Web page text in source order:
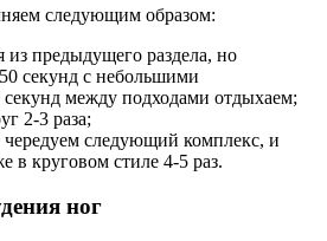
следующим образом:
предыдущего раздела, но
секунд с небольшими
между подходами отдыхаем;
2-3 раза;
чередуем следующий комплекс, и
в круговом стиле 4-5 раз.
ног